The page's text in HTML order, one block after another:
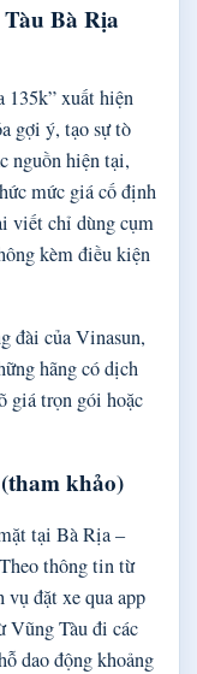
Bà Rịa
xuất hiện
gợi ý, tạo sự tò
nguồn hiện tại,
mức giá cố định
viết chỉ dùng cụm
kèm điều kiện
đài của Vinasun,
hãng có dịch
giá trọn gói hoặc
khảo)
tại Bà Rịa –
thông tin từ
vụ đặt xe qua app
Vũng Tàu đi các
dao động khoảng